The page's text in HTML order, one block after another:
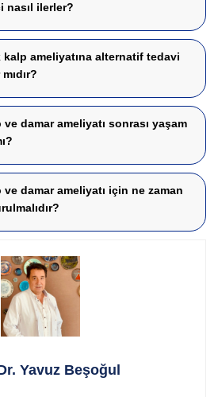
nasıl ilerler?
kalp ameliyatına alternatif tedavi
damar ameliyatı sonrası yaşam
damar ameliyatı için ne zaman
Yavuz Beşoğul